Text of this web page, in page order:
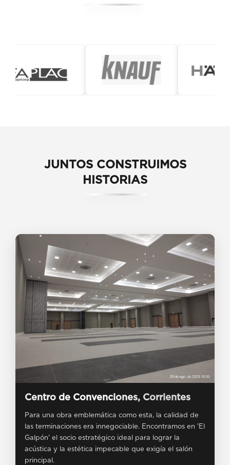
JUNTOS CONSTRUIMOS
HISTORIAS
Centro de Convenciones, Corrientes
Para una obra emblemática como esta, la calidad de
las terminaciones era innegociable. Encontramos en 'El
Galpón' el socio estratégico ideal para lograr la
acústica y la estética impecable que exigía el salón
principal.